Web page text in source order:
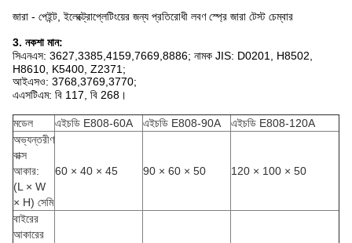
জারা - পেইন্ট, ইলেক্ট্রোপ্লেটিংয়ের জন্য প্রতিরোধী লবণ স্প্রে জারা টেস্ট চেম্বার
3. নকশা মান:
সিএনএস: 3627,3385,4159,7669,8886; নামক JIS: D0201, H8502,
H8610, K5400, Z2371;
আইএসও: 3768,3769,3770;
এএসটিএম: বি 117, বি 268।
মডেল এইচডি E808-60A এইচডি E808-90A
এইচডি E808-120A
অভ্যন্তরীণ
বাক্স
আকার:
(L × W
× H) সেমি
60 × 40 × 45 90 × 60 × 50 120 × 100 × 50
বাইরের
আকারের